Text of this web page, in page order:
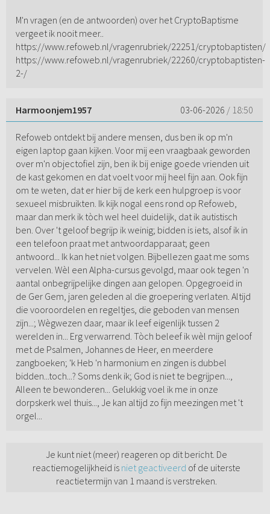
M'n vragen (en de antwoorden) over het CryptoBaptisme
vergeet ik nooit meer..
https://www.refoweb.nl/vragenrubriek/22251/cryptobaptisten/
https://www.refoweb.nl/vragenrubriek/22260/cryptobaptisten-
2-/
Harmoonjem1957 03-06-2026 / 18:50
Refoweb ontdekt bij andere mensen, dus ben ik op m'n
eigen laptop gaan kijken. Voor mij een vraagbaak geworden
over m'n objectofiel zijn, ben ik bij enige goede vrienden uit
de kast gekomen en dat voelt voor mij heel fijn aan. Ook fijn
om te weten, dat er hier bij de kerk een hulpgroep is voor
sexueel misbruikten. Ik kijk nogal eens rond op Refoweb,
maar dan merk ik tòch wel heel duidelijk, dat ik autistisch
ben. Over 't geloof begrijp ik weinig; bidden is iets, alsof ik in
een telefoon praat met antwoordapparaat; geen
antwoord... Ik kan het niet volgen. Bijbellezen gaat me soms
vervelen. Wèl een Alpha-cursus gevolgd, maar ook tegen 'n
aantal onbegrijpelijke dingen aan gelopen. Opgegroeid in
de Ger Gem, jaren geleden al die groepering verlaten. Altijd
die vooroordelen en regeltjes, die geboden van mensen
zijn...; Wègwezen daar, maar ik leef eigenlijk tussen 2
werelden in... Erg verwarrend. Tòch beleef ik wèl mijn geloof
met de Psalmen, Johannes de Heer, en meerdere
zangboeken; 'k Heb 'n harmonium en zingen is dubbel
bidden...toch...? Soms denk ik; God is niet te begrijpen...,
Alleen te bewonderen... Gelukkig voel ik me in onze
dorpskerk wel thuis..., Je kan altijd zo fijn meezingen met 't
orgel...
Je kunt niet (meer) reageren op dit bericht. De
reactiemogelijkheid is niet geactiveerd of de uiterste
reactietermijn van 1 maand is verstreken.